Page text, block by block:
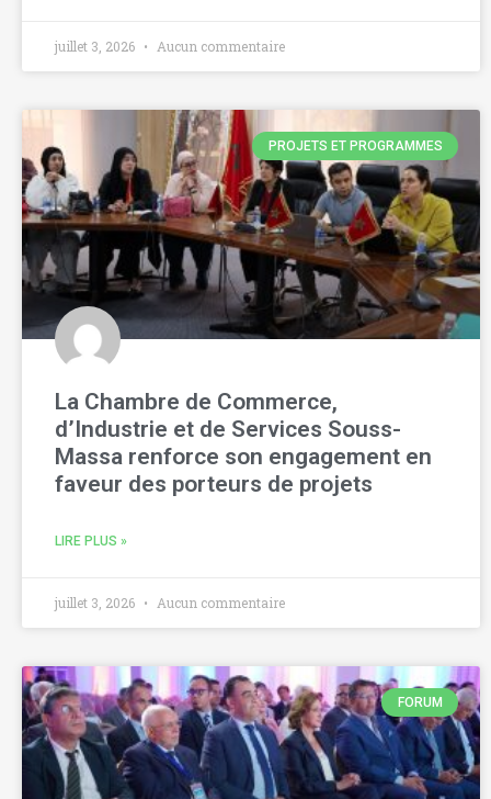
juillet 3, 2026 Aucun commentaire
PROJETS ET PROGRAMMES
La Chambre de Commerce,
d’Industrie et de Services Souss-
Massa renforce son engagement en
faveur des porteurs de projets
LIRE PLUS »
juillet 3, 2026 Aucun commentaire
FORUM